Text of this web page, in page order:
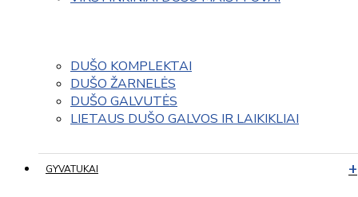
DUŠO KOMPLEKTAI
DUŠO ŽARNELĖS
DUŠO GALVUTĖS
LIETAUS DUŠO GALVOS IR LAIKIKLIAI
GYVATUKAI